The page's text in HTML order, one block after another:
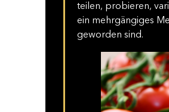
teilen, probieren,
ein mehrgängiges
geworden sind.